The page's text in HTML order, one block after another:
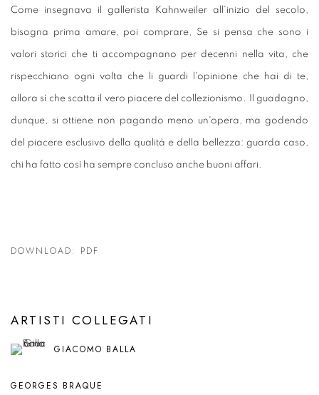
Come insegnava il gallerista Kahnweiler all'inizio del secolo,
bisogna prima amare, poi comprare, Se si pensa che sono i
valori storici che ti accompagnano per decenni nella vita, che
rispecchiano ogni volta che li guardi l'opinione che hai di te,
allora sì che scatta il vero piacere del collezionismo. Il guadagno,
dunque, si ottiene non pagando meno un'opera, ma godendo
del piacere esclusivo della qualità e della bellezza: guarda caso,
chi ha fatto così ha sempre concluso anche buoni affari.
DOWNLOAD: PDF
ARTISTI COLLEGATI
GIACOMO BALLA
GEORGES BRAQUE